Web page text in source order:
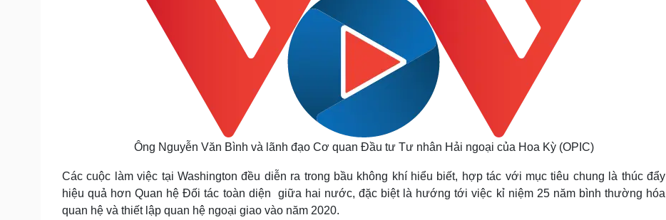
Ông Nguyễn Văn Bình và lãnh đạo Cơ quan Đầu tư Tư nhân Hải ngoại của Hoa Kỳ (OPIC)
Các cuộc làm việc tại Washington đều diễn ra trong bầu không khí hiểu biết, hợp tác với mục tiêu chung là thúc đẩy
hiệu quả hơn Quan hệ Đối tác toàn diện giữa hai nước, đặc biệt là hướng tới việc kỉ niệm 25 năm bình thường hóa
quan hệ và thiết lập quan hệ ngoại giao vào năm 2020.